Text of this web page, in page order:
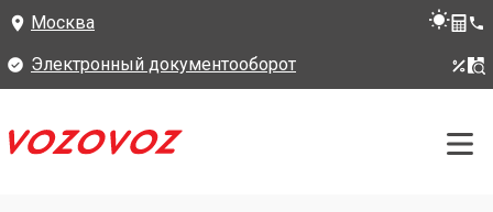
Москва
Электронный документооборот